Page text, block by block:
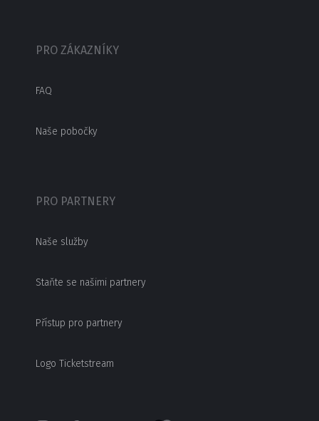
PRO ZÁKAZNÍKY
FAQ
Naše pobočky
PRO PARTNERY
Naše služby
Staňte se našimi partnery
Přístup pro partnery
Logo Ticketstream